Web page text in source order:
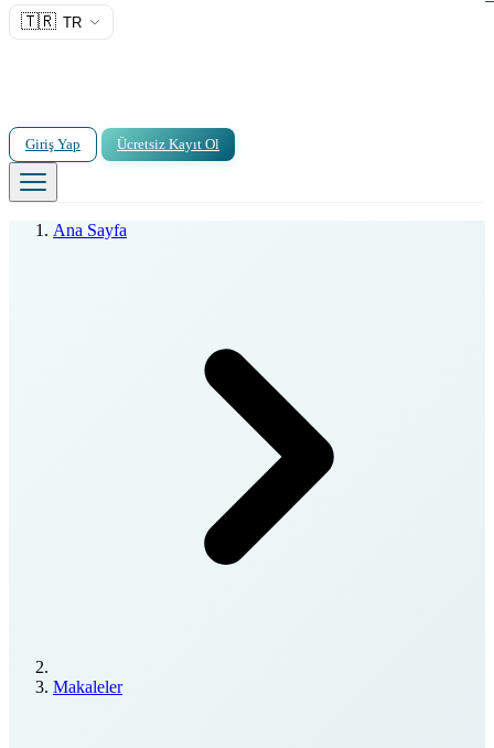
🇹🇷 TR
Giriş Yap Ücretsiz Kayıt Ol
Ana Sayfa
Makaleler